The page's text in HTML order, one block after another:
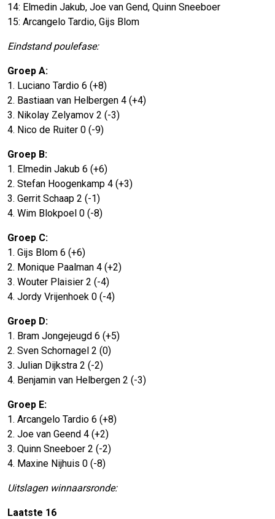
14: Elmedin Jakub, Joe van Gend, Quinn Sneeboer
15: Arcangelo Tardio, Gijs Blom
Eindstand poulefase:
Groep A:
1. Luciano Tardio 6 (+8)
2. Bastiaan van Helbergen 4 (+4)
3. Nikolay Zelyamov 2 (-3)
4. Nico de Ruiter 0 (-9)
Groep B:
1. Elmedin Jakub 6 (+6)
2. Stefan Hoogenkamp 4 (+3)
3. Gerrit Schaap 2 (-1)
4. Wim Blokpoel 0 (-8)
Groep C:
1. Gijs Blom 6 (+6)
2. Monique Paalman 4 (+2)
3. Wouter Plaisier 2 (-4)
4. Jordy Vrijenhoek 0 (-4)
Groep D:
1. Bram Jongejeugd 6 (+5)
2. Sven Schornagel 2 (0)
3. Julian Dijkstra 2 (-2)
4. Benjamin van Helbergen 2 (-3)
Groep E:
1. Arcangelo Tardio 6 (+8)
2. Joe van Geend 4 (+2)
3. Quinn Sneeboer 2 (-2)
4. Maxine Nijhuis 0 (-8)
Uitslagen winnaarsronde:
Laatste 16